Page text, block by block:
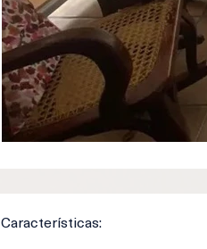
Características: